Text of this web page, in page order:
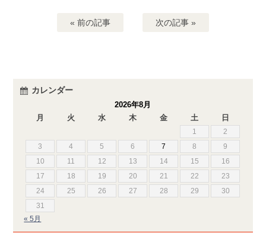
« 前の記事 次の記事 »
カレンダー
2026年8月
月
火 水 木 金 土 日
1
2
3
4 5 6 7 8
9
10
11 12 13 14 15
16
17
18 19 20 21 22
23
24
25 26 27 28 29
30
31
« 5月